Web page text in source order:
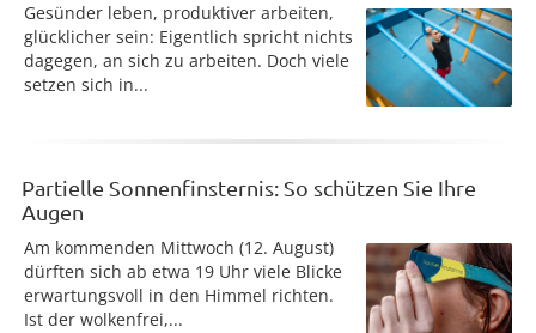
Gesünder leben, produktiver arbeiten,
glücklicher sein: Eigentlich spricht nichts
dagegen, an sich zu arbeiten. Doch viele
setzen sich in...
Partielle Sonnenfinsternis: So schützen Sie Ihre
Augen
Am kommenden Mittwoch (12. August)
dürften sich ab etwa 19 Uhr viele Blicke
erwartungsvoll in den Himmel richten.
Ist der wolkenfrei,...